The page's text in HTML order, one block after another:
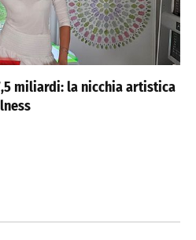
miliardi: la nicchia artistica